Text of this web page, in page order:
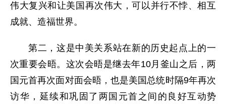
伟大复兴和让美国再次伟大，可以并行不悖、相互
成就、造福世界。
第二，这是中美关系站在新的历史起点上的一
次重要会晤。这次会晤是继去年10月釜山之后，两
国元首再次面对面会晤，也是美国总统时隔9年再次
访华，延续和巩固了两国元首之间的良好互动势